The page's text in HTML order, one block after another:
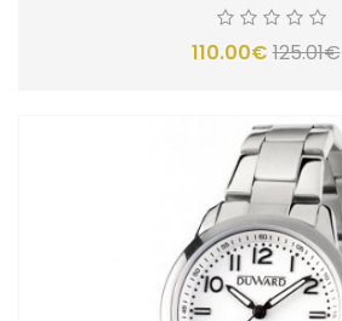
110.00€125.01€